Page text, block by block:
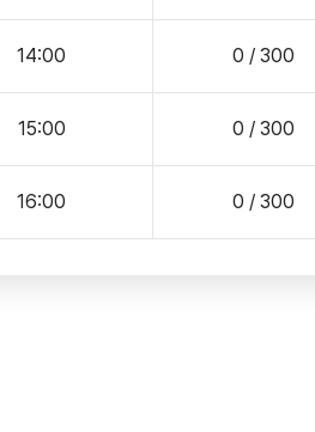
14:00 0 / 300
15:00 0 / 300
16:00 0 / 300